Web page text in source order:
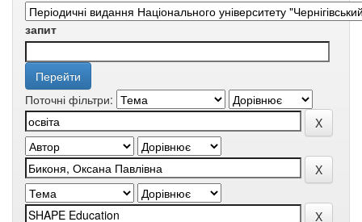
запит
Поточні фільтри: